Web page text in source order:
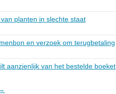
planten in slechte staat
en verzoek om terugbetaling
aanzienlijk van het bestelde boeket